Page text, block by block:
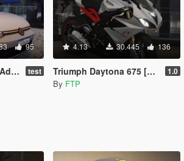
95
test
4.13 30.445 136
Triumph Daytona 675 [Add-On] 1.0
By FTP